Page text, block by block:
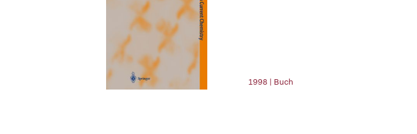
1998 | Buch